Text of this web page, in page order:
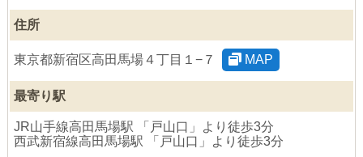
住所
東京都新宿区高田馬場４丁目１−７ MAP
最寄り駅
JR山手線高田馬場駅 「戸山口」より徒歩3分
西武新宿線高田馬場駅 「戸山口」より徒歩3分